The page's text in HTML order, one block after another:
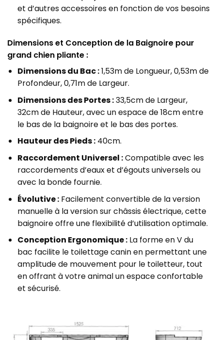
et d’autres accessoires en fonction de vos besoins
spécifiques.
Dimensions et Conception de la Baignoire pour
grand chien pliante :
Dimensions du Bac :1,53m de Longueur, 0,53m de
Profondeur, 0,71m de Largeur.
Dimensions des Portes :33,5cm de Largeur,
32cm de Hauteur, avec un espace de 18cm entre
le bas de la baignoire et le bas des portes.
Hauteur des Pieds :40cm.
Raccordement Universel :Compatible avec les
raccordements d’eaux et d’égouts universels ou
avec la bonde fournie.
Évolutive :Facilement convertible de la version
manuelle à la version sur châssis électrique, cette
baignoire offre une flexibilité d’utilisation optimale.
Conception Ergonomique :La forme en V du
bac facilite le toilettage canin en permettant une
amplitude de mouvement pour le toiletteur, tout
en offrant à votre animal un espace confortable
et sécurisé.